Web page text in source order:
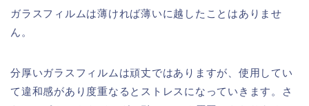
ガラスフィルムは薄ければ薄いに越したことはありませ
ん。
分厚いガラスフィルムは頑丈ではありますが、使用してい
て違和感があり度重なるとストレスになっていきます。さ